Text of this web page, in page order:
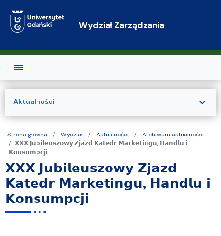
Wydział Zarządzania
Strona główna Wydział Aktualności
Archiwum aktualności
𝗫𝗫𝗫 𝗝𝘂𝗯𝗶𝗹𝗲𝘂𝘀𝘇𝗼𝘄𝘆 𝗭𝗷𝗮𝘇𝗱 𝗞𝗮𝘁𝗲𝗱𝗿 𝗠𝗮𝗿𝗸𝗲𝘁𝗶𝗻𝗴𝘂, 𝗛𝗮𝗻𝗱𝗹𝘂 𝗶
𝗞𝗼𝗻𝘀𝘂𝗺𝗽𝗰𝗷𝗶
𝗫𝗫𝗫 𝗝𝘂𝗯𝗶𝗹𝗲𝘂𝘀𝘇𝗼𝘄𝘆 𝗭𝗷𝗮𝘇𝗱
𝗞𝗮𝘁𝗲𝗱𝗿 𝗠𝗮𝗿𝗸𝗲𝘁𝗶𝗻𝗴𝘂, 𝗛𝗮𝗻𝗱𝗹𝘂 𝗶
𝗞𝗼𝗻𝘀𝘂𝗺𝗽𝗰𝗷𝗶
Aktualności expand_more